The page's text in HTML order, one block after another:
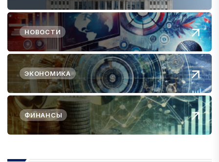
НОВОСТИ
ЭКОНОМИКА
ФИНАНСЫ